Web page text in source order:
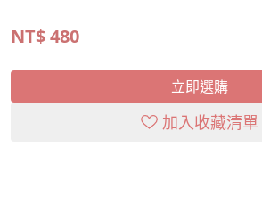
NT$480
立即選購
加入收藏清單